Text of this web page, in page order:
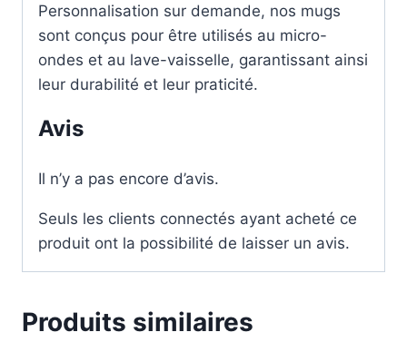
Personnalisation sur demande, nos mugs
sont conçus pour être utilisés au micro-
ondes et au lave-vaisselle, garantissant ainsi
leur durabilité et leur praticité.
Avis
Il n’y a pas encore d’avis.
Seuls les clients connectés ayant acheté ce
produit ont la possibilité de laisser un avis.
Produits similaires